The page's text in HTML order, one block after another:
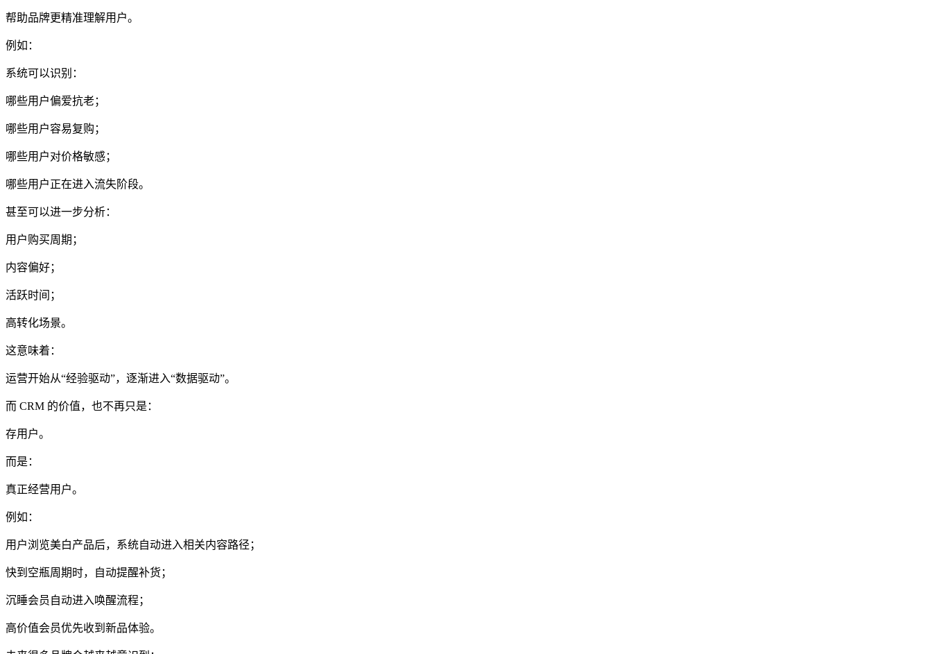
帮助品牌更精准理解用户。
例如：
系统可以识别：
哪些用户偏爱抗老；
哪些用户容易复购；
哪些用户对价格敏感；
哪些用户正在进入流失阶段。
甚至可以进一步分析：
用户购买周期；
内容偏好；
活跃时间；
高转化场景。
这意味着：
运营开始从“经验驱动”，逐渐进入“数据驱动”。
而 CRM 的价值，也不再只是：
存用户。
而是：
真正经营用户。
例如：
用户浏览美白产品后，系统自动进入相关内容路径；
快到空瓶周期时，自动提醒补货；
沉睡会员自动进入唤醒流程；
高价值会员优先收到新品体验。